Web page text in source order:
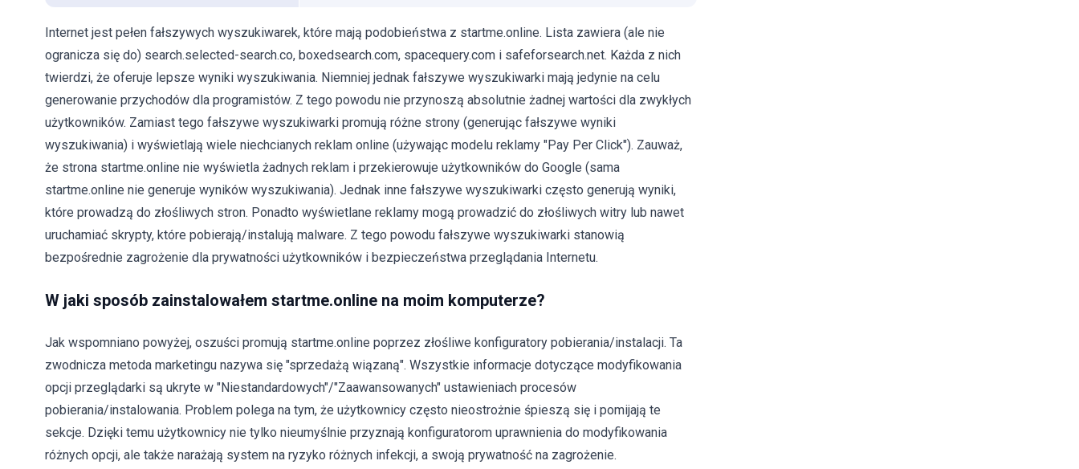
Internet jest pełen fałszywych wyszukiwarek, które mają podobieństwa z startme.online. Lista zawiera (ale nie
ogranicza się do) search.selected-search.co, boxedsearch.com, spacequery.com i safeforsearch.net. Każda z nich
twierdzi, że oferuje lepsze wyniki wyszukiwania. Niemniej jednak fałszywe wyszukiwarki mają jedynie na celu
generowanie przychodów dla programistów. Z tego powodu nie przynoszą absolutnie żadnej wartości dla zwykłych
użytkowników. Zamiast tego fałszywe wyszukiwarki promują różne strony (generując fałszywe wyniki
wyszukiwania) i wyświetlają wiele niechcianych reklam online (używając modelu reklamy "Pay Per Click"). Zauważ,
że strona startme.online nie wyświetla żadnych reklam i przekierowuje użytkowników do Google (sama
startme.online nie generuje wyników wyszukiwania). Jednak inne fałszywe wyszukiwarki często generują wyniki,
które prowadzą do złośliwych stron. Ponadto wyświetlane reklamy mogą prowadzić do złośliwych witry lub nawet
uruchamiać skrypty, które pobierają/instalują malware. Z tego powodu fałszywe wyszukiwarki stanowią
bezpośrednie zagrożenie dla prywatności użytkowników i bezpieczeństwa przeglądania Internetu.
W jaki sposób zainstalowałem startme.online na moim komputerze?
Jak wspomniano powyżej, oszuści promują startme.online poprzez złośliwe konfiguratory pobierania/instalacji. Ta
zwodnicza metoda marketingu nazywa się "sprzedażą wiązaną". Wszystkie informacje dotyczące modyfikowania
opcji przeglądarki są ukryte w "Niestandardowych"/"Zaawansowanych" ustawieniach procesów
pobierania/instalowania. Problem polega na tym, że użytkownicy często nieostrożnie śpieszą się i pomijają te
sekcje. Dzięki temu użytkownicy nie tylko nieumyślnie przyznają konfiguratorom uprawnienia do modyfikowania
różnych opcji, ale także narażają system na ryzyko różnych infekcji, a swoją prywatność na zagrożenie.